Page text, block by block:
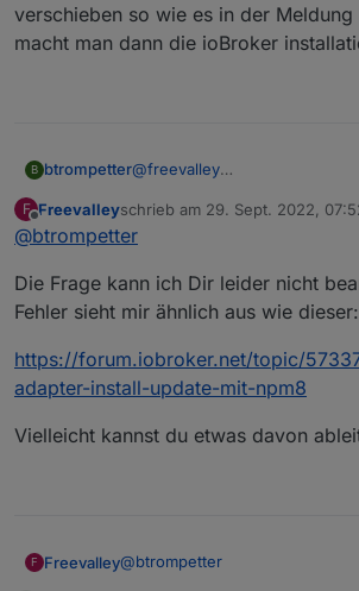
verschieben so wie es in der Meldung
macht man dann die ioBroker
B btrompetter@freevalley
pm ERR! code ENOTEMPTY
npm ERR! syscall rename
/opt/iobroker/node_modules/
npm ERR! dest
nxmcopeq
npm ERR! errno -39
npm ERR! ENOTEMPTY:
response' -> '/opt/iobroker/
npm ERR! A complete log of
in:
28T07_02_09_875Z-debug-
verschieben so wie es in der
Oder macht man dann die
F
Offline
Freevalleyschrieb am 29. Sept. 2022,
zuletzt editiert von
@btrompetter
Die Frage kann ich Dir leider nicht
Fehler sieht mir ähnlich aus wie dieser:
https://forum.iobroker.net/topic/
adapter-install-update-mit-npm8
Vielleicht kannst du etwas davon
F Freevalley@btrompetter